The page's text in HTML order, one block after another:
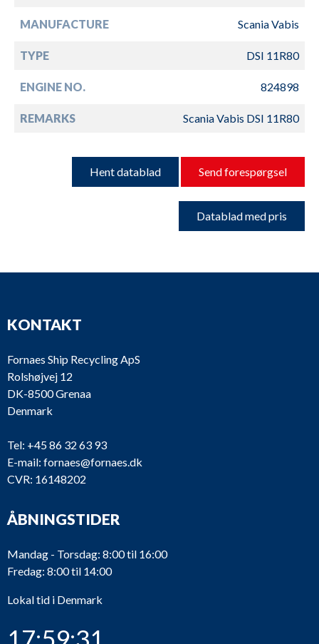
MANUFACTURE Scania Vabis
TYPE DSI 11R80
ENGINE NO. 824898
REMARKS Scania Vabis DSI 11R80
Hent datablad Send forespørgsel
Datablad med pris
KONTAKT
Fornaes Ship Recycling ApS
Rolshøjvej 12
DK-8500 Grenaa
Denmark
Tel: +45 86 32 63 93
E-mail: fornaes@fornaes.dk
CVR: 16148202
ÅBNINGSTIDER
Mandag - Torsdag: 8:00 til 16:00
Fredag: 8:00 til 14:00
Lokal tid i Denmark